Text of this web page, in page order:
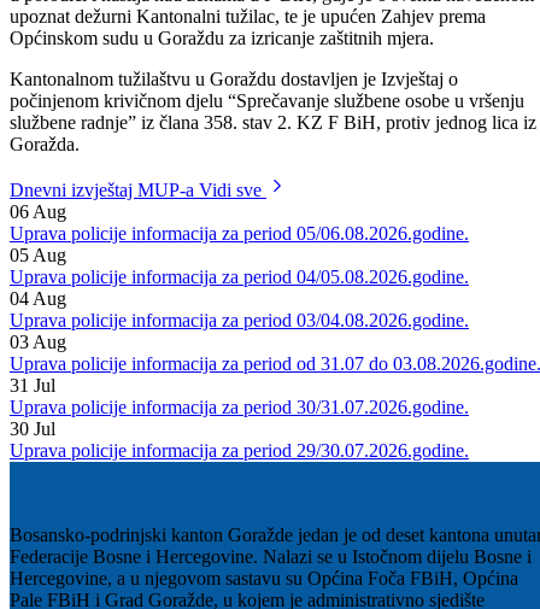
Policijski službenici Uprave policije MUP-a BPK-a Goražde,
postupali su u jednom slučaju u skladu sa Zakonom o zaštiti od nasilja
upoznat dežurni Kantonalni tužilac, te je upućen Zahjev prema
Općinskom sudu u Goraždu za izricanje zaštitnih mjera.
Kantonalnom tužilaštvu u Goraždu dostavljen je Izvještaj o
službene radnje” iz člana 358. stav 2. KZ F BiH, protiv jednog lica iz
Goražda.
Dnevni izvještaj MUP-a
06Aug
Uprava policije informacija za period 05/06.08.2026.godine.
05Aug
Uprava policije informacija za period 04/05.08.2026.godine.
04Aug
Uprava policije informacija za period 03/04.08.2026.godine.
03Aug
Uprava policije informacija za period od 31.07 do 03.08.2026.godine.
31 Jul